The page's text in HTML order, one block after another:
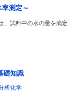
測定～
、試料中の水の量を滴定
礎知識
析化学